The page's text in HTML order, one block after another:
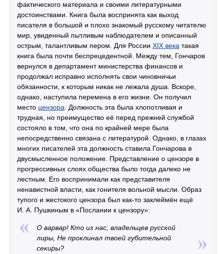
фактического материала и своими литературными
достоинствами. Книга была воспринята как выход
писателя в большой и плохо знакомый русскому читателю
мир, увиденный пытливым наблюдателем и описанный
острым, талантливым пером. Для России XIX века такая
книга была почти беспрецедентной. Между тем, Гончаров
вернулся в департамент министерства финансов и
продолжал исправно исполнять свои чиновничьи
обязанности, к которым никак не лежала душа. Вскоре,
однако, наступила перемена в его жизни. Он получил
место цензора . Должность эта была хлопотливая и
трудная, но преимущество её перед прежней службой
состояло в том, что она по крайней мере была
непосредственно связана с литературой. Однако, в глазах
многих писателей эта должность ставила Гончарова в
двусмысленное положение. Представление о цензоре в
прогрессивных слоях общества было тогда далеко не
лестным. Его воспринимали как представителя
ненавистной власти, как гонителя вольной мысли. Образ
тупого и жестокого цензора был как-то заклеймён ещё
И. А. Пушкиным в «Послании к цензору»:
О варвар! Кто из нас, владельцев русской
лиры, Не проклинал твоей губительной
секиры?